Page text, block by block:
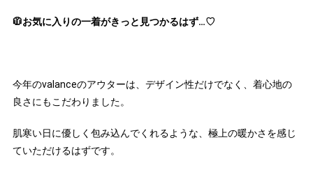
🧥お気に入りの一着がきっと見つかるはず…♡
今年のvalanceのアウターは、デザイン性だけでなく、着心地の
良さにもこだわりました。
肌寒い日に優しく包み込んでくれるような、極上の暖かさを感じ
ていただけるはずです。